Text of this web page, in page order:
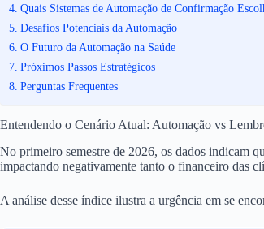
Quais Sistemas de Automação de Confirmação
Desafios Potenciais da Automação
O Futuro da Automação na Saúde
Próximos Passos Estratégicos
Perguntas Frequentes
Entendendo o Cenário Atual: Automação vs
No primeiro semestre de 2026, os dados indicam
impactando negativamente tanto o financeiro das
A análise desse índice ilustra a urgência em se